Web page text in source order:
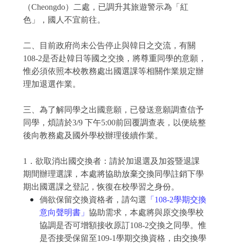
（Cheongdo）二處，已調升其旅遊警示為「紅
色」，國人不宜前往。
二、目前政府尚未公告停止與韓日之交流，有關
108-2是否赴韓日等國之交換，將尊重同學的意願，
惟必須依照本校教務處出國選課等相關作業規定辦
理加退選作業。
三、為了解同學之出國意願，已發送意願調查信予
同學，煩請於3/9 下午5:00前回覆調查表，以便統整
後向教務處及國外學校辦理後續作業。
1．欲取消出國交換者：請於加退選及加簽暨退課
期間辦理選課，本處將協助放棄交換同學註銷下學
期出國選課之登記，恢復在校學習之身份。
倘欲保留交換資格者，請勾選 「108-2學期交換
意向聲明書」 協助需求，本處將與原交換學校
協調是否可增額接收原訂108-2交換之同學。惟
是否接受保留至109-1學期交換資格，由交換學